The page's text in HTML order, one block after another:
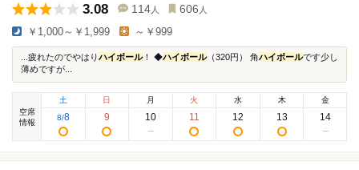
3.08 114 人 606 人
￥1,000～￥1,999 ～￥999
...疲れたのでやはりハイボール！ ◆ハイボール（320円） 角ハイボールです少し
薄めですが...
空席
情報
土
8/8
日
9
月
10
火
11
水
12
木
13
金
14